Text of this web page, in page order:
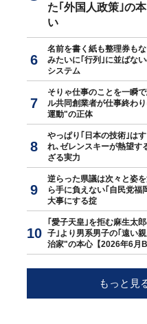
た｢外国人政策｣の
い
名前を書く紙も整理券も
みたいに｢行列｣に並ばな
システム
そりゃ仕事のことを一瞬
ル共同創業者が仕事終わ
運動"の正体
やっぱり｢日本の技術｣は
れ､ゼレンスキーが熱望す
ざる実力
逆らった県議は次々と姿
ら手に負えない｢自民党福
大事にする掟
｢愛子天皇｣を拒む麻生太
子｣より男系男子の｢遠い
治家"の本心【2026年6月
もっと見